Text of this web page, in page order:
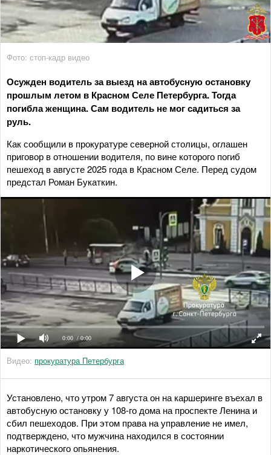
Фото: стоп-кадр видео
Осужден водитель за выезд на автобусную остановку
прошлым летом в Красном Селе Петербурга. Тогда
погибла женщина. Сам водитель не мог садиться за
руль.
Как сообщили в прокуратуре северной столицы, оглашен
приговор в отношении водителя, по вине которого погиб
пешеход в августе 2025 года в Красном Селе. Перед судом
предстал Роман Букаткин.
0:00 / 0:00
Видео: прокуратура Петербурга
Установлено, что утром 7 августа он на каршеринге въехал в
автобусную остановку у 108-го дома на проспекте Ленина и
сбил пешеходов. При этом права на управление не имел,
подтверждено, что мужчина находился в состоянии
наркотического опьянения.